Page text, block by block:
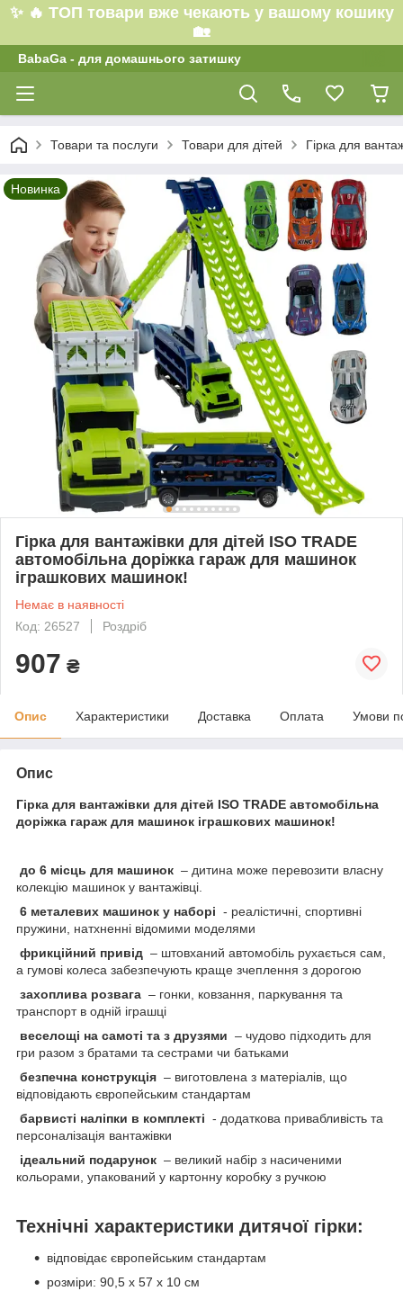
✨ 🔥 ТОП товари вже чекають у вашому кошику
🏡
BabaGa - для домашнього затишку
Товари та послуги Товари для дітей Гірка для
Новинка
Гірка для вантажівки для дітей ISO TRADE
автомобільна доріжка гараж для машинок
іграшкових машинок!
Немає в наявності
Код: 26527
Роздріб
907 ₴
Опис Характеристики Доставка Оплата Умови
Опис
Гірка для вантажівки для дітей ISO TRADE автомобільна
доріжка гараж для машинок іграшкових машинок!
до 6 місць для машинок – дитина може перевозити власну
колекцію машинок у вантажівці.
6 металевих машинок у наборі - реалістичні, спортивні
пружини, натхненні відомими моделями
фрикційний привід – штовханий автомобіль рухається сам,
а гумові колеса забезпечують краще зчеплення з дорогою
захоплива розвага – гонки, ковзання, паркування та
транспорт в одній іграшці
веселощі на самоті та з друзями – чудово підходить для
гри разом з братами та сестрами чи батьками
безпечна конструкція – виготовлена ​​з матеріалів, що
відповідають європейським стандартам
барвисті наліпки в комплекті - додаткова привабливість та
персоналізація вантажівки
ідеальний подарунок – великий набір з насиченими
кольорами, упакований у картонну коробку з ручкою
Технічні характеристики дитячої гірки:
відповідає європейським стандартам
розміри: 90,5 x 57 x 10 см